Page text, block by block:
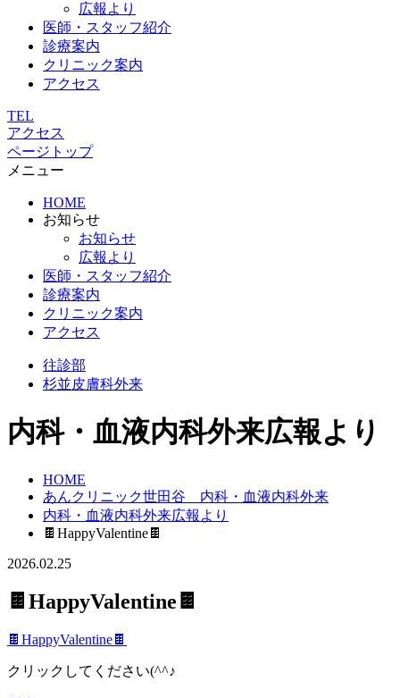
広報より
医師・スタッフ紹介
診療案内
クリニック案内
アクセス
TEL
アクセス
ページトップ
メニュー
HOME
お知らせ
お知らせ
広報より
医師・スタッフ紹介
診療案内
クリニック案内
アクセス
往診部
杉並皮膚科外来
内科・血液内科外来広報より
HOME
あんクリニック世田谷 内科・血液内科外来
内科・血液内科外来広報より
🍫HappyValentine🍫
2026.02.25
🍫HappyValentine🍫
🍫HappyValentine🍫
クリックしてください(^^♪